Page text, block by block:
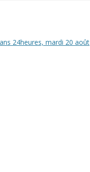
24heures, mardi 20 août